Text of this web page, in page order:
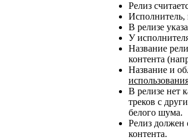
Релиз
Исполнитель,
В релизе
У
Название
контента
Название и
В релизе нет
треков с
белого шума.
Релиз должен
контента.